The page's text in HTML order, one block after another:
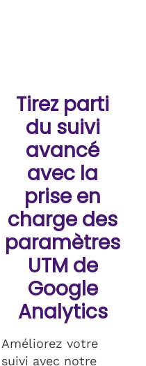
Tirez parti
du suivi
avancé
avec la
prise en
charge des
paramètres
UTM de
Google
Analytics
Améliorez votre
suivi avec notre